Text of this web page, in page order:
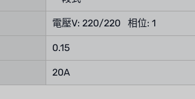
電壓V: 220/220 相位: 1
0.15
20A